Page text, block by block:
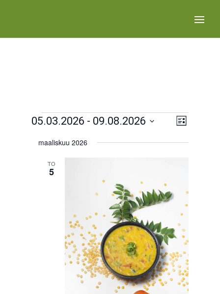
Tapahtumat Views
Views
List
05.03.2026 - 09.08.2026
date.
maaliskuu 2026
TO
5